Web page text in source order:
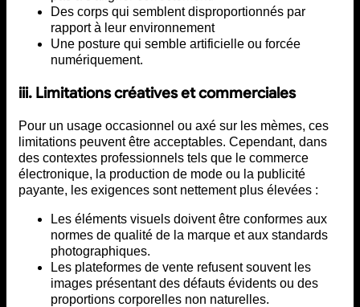
Des corps qui semblent disproportionnés par
rapport à leur environnement
Une posture qui semble artificielle ou forcée
numériquement.
iii. Limitations créatives et commerciales
Pour un usage occasionnel ou axé sur les mèmes, ces
limitations peuvent être acceptables. Cependant, dans
des contextes professionnels tels que le commerce
électronique, la production de mode ou la publicité
payante, les exigences sont nettement plus élevées :
Les éléments visuels doivent être conformes aux
normes de qualité de la marque et aux standards
photographiques.
Les plateformes de vente refusent souvent les
images présentant des défauts évidents ou des
proportions corporelles non naturelles.